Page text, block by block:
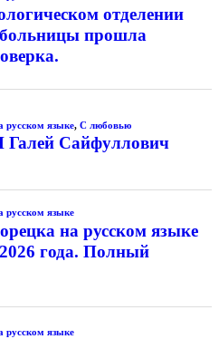
отделении
прошла
русском языке, С любовью
Сайфуллович
русском языке
на русском языке
2026 года. Полный
русском языке